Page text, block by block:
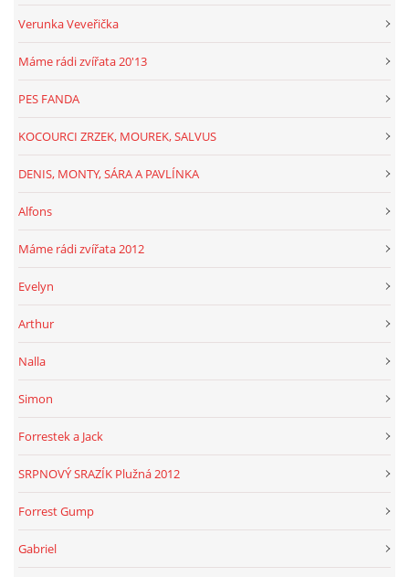
Verunka Veveřička
Máme rádi zvířata 20'13
PES FANDA
KOCOURCI ZRZEK, MOUREK, SALVUS
DENIS, MONTY, SÁRA A PAVLÍNKA
Alfons
Máme rádi zvířata 2012
Evelyn
Arthur
Nalla
Simon
Forrestek a Jack
SRPNOVÝ SRAZÍK Plužná 2012
Forrest Gump
Gabriel